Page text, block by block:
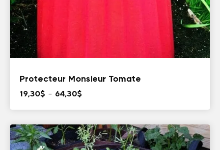
Protecteur Monsieur Tomate
19,30$ – 64,30$
19,30$
à